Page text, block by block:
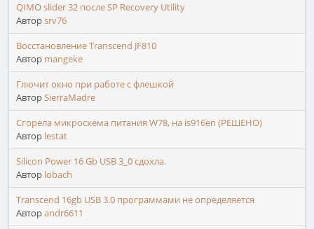
QIMO slider 32 после SP Recovery Utility
Авторsrv76
Восстановление Transcend JF810
Автор mangeke
Глючит окно при работе с флешкой
АвторSierraMadre
Сгорела микросхема питания W78, на is916en (РЕШЕНО)
Автор lestat
Silicon Power 16 Gb USB 3_0 сдохла.
Автор lobach
Transcend 16gb USB 3.0 программами не определяется
Авторandr6611